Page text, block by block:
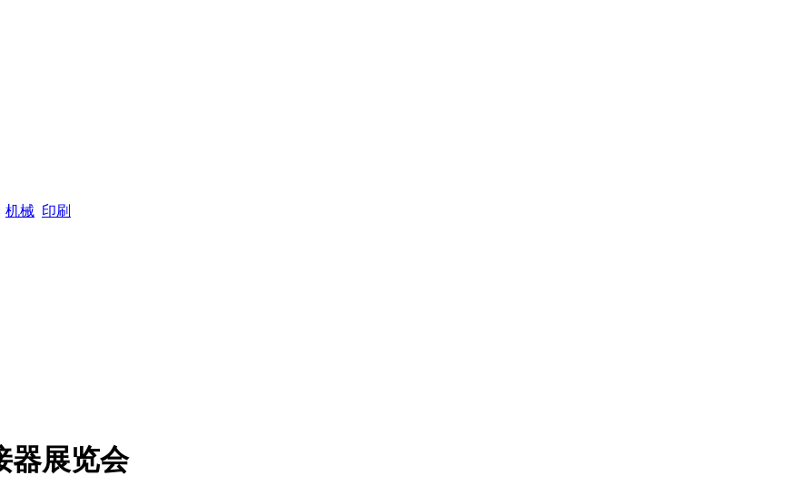
机械 印刷
器展览会